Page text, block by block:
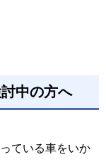
中の方へ
ている車をいか